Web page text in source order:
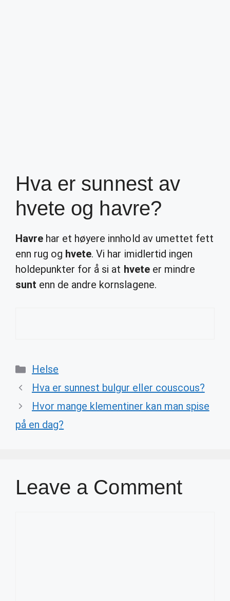
Hva er sunnest av
hvete og havre?
Havre har et høyere innhold av umettet fett
enn rug og hvete. Vi har imidlertid ingen
holdepunkter for å si at hveteer mindre
sunt enn de andre kornslagene.
Categories
Helse
Hva er sunnest bulgur eller couscous?
Hvor mange klementiner kan man spise
på en dag?
Leave a Comment